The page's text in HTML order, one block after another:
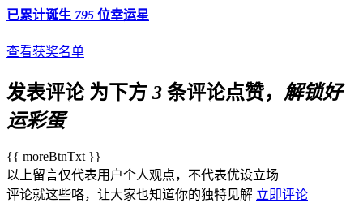
已累计诞生 795 位幸运星
查看获奖名单
发表评论 为下方 3 条评论点赞， 解锁好
运彩蛋
{{ moreBtnTxt }}
以上留言仅代表用户个人观点，不代表优设立场
评论就这些咯，让大家也知道你的独特见解 立即评论